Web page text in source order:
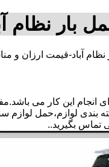
بار نظام
آباد-قیمت ارزان و
این کار می
بندی لوازم،حمل لوازم